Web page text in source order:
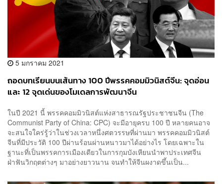
5 มกราคม 2021
ถอดบทเรียนบนเส้นทาง 100 ปีพรรคคอมมิวนิสต์จีน: จุดอ่อน
และ 12 จุดเด่นของโมเดลการพัฒนาจีน
ในปี 2021 นี้ พรรคคอมมิวนิสต์แห่งสาธารณรัฐประชาชนจีน (The
Communist Party of China: CPC) จะมีอายุครบ 100 ปี หลายคนอาจ
จะสนใจใคร่รู้ว่าในช่วงเวลาหนึ่งศตวรรษที่ผ่านมา พรรคคอมมิวนิสต์
จีนที่มีประวัติ 100 ปีผ่านร้อนผ่านหนาวมาได้อย่างไร โดยเฉพาะใน
ฐานะที่เป็นพรรคการเมืองเดียวในการกุมบังเหียนนำพาประเทศจีน
ฝ่าฟันวิกฤตต่างๆ มาอย่างยาวนาน จนทำให้จีนผงาดขึ้นเป็น...